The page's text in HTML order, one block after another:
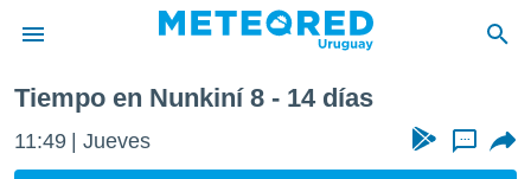
de
Tiempo en Nunkiní 8 - 14 días
11:49 Jueves ...